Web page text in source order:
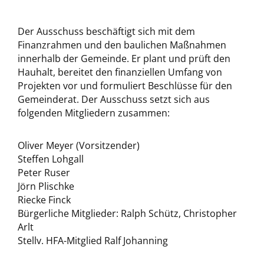
Der Ausschuss beschäftigt sich mit dem
Finanzrahmen und den baulichen Maßnahmen
innerhalb der Gemeinde. Er plant und prüft den
Hauhalt, bereitet den finanziellen Umfang von
Projekten vor und formuliert Beschlüsse für den
Gemeinderat. Der Ausschuss setzt sich aus
folgenden Mitgliedern zusammen:
Oliver Meyer (Vorsitzender)
Steffen Lohgall
Peter Ruser
Jörn Plischke
Riecke Finck
Bürgerliche Mitglieder: Ralph Schütz, Christopher
Arlt
Stellv. HFA-Mitglied Ralf Johanning